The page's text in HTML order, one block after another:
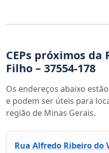
CEPs próximos da
Filho – 37554-178
Os endereços abaixo
e podem ser úteis para
região de Minas Gerais.
Rua Alfredo Ribeiro do